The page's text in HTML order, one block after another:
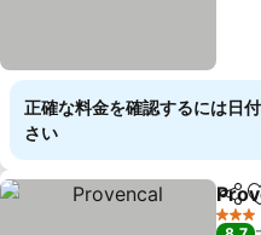
正確な料金を確認するには日
さい
シェ
3 ホテ